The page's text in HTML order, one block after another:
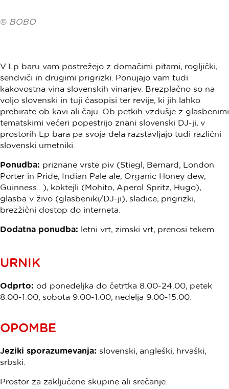
© BOBO
V Lp baru vam postrežejo z domačimi pitami, rogljički,
sendviči in drugimi prigrizki. Ponujajo vam tudi
kakovostna vina slovenskih vinarjev. Brezplačno so na
voljo slovenski in tuji časopisi ter revije, ki jih lahko
prebirate ob kavi ali čaju. Ob petkih vzdušje z glasbenimi
tematskimi večeri popestrijo znani slovenski DJ-ji, v
prostorih Lp bara pa svoja dela razstavljajo tudi različni
slovenski umetniki.
Ponudba: priznane vrste piv (Stiegl, Bernard, London
Porter in Pride, Indian Pale ale, Organic Honey dew,
Guinness...), koktejli (Mohito, Aperol Spritz, Hugo),
glasba v živo (glasbeniki/DJ-ji), sladice, prigrizki,
brezžični dostop do interneta.
Dodatna ponudba: letni vrt, zimski vrt, prenosi tekem.
URNIK
Odprto: od ponedeljka do četrtka 8.00-24.00, petek
8.00-1.00, sobota 9.00-1.00, nedelja 9.00-15.00.
OPOMBE
Jeziki sporazumevanja: slovenski, angleški, hrvaški,
srbski.
Prostor za zaključene skupine ali srečanje.